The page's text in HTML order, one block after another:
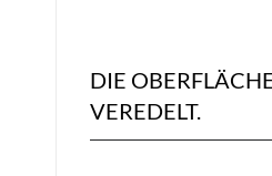
DIE
VEREDELT.